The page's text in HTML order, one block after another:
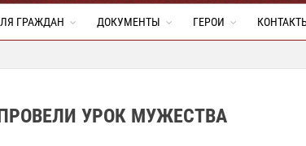
ГРАЖДАН ДОКУМЕНТЫ ГЕРОИ
УРОК МУЖЕСТВА